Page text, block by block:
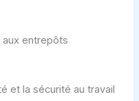
entrepôts
et la sécurité au travail